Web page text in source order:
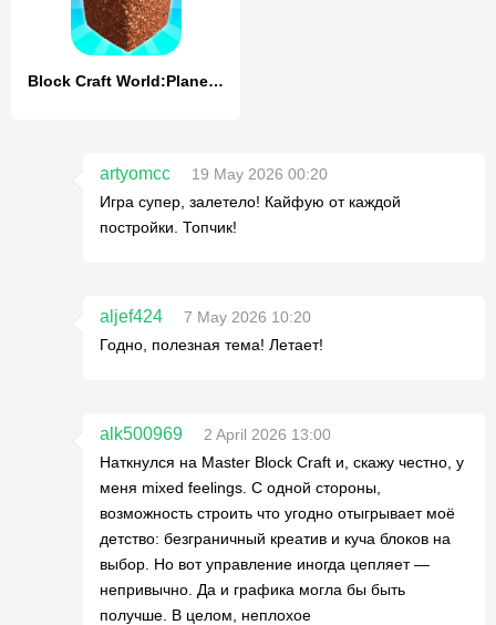
Block Craft World:Planet Craft
artyomcc
19 May 2026 00:20
Игра супер, залетело! Кайфую от каждой
постройки. Топчик!
aljef424
7 May 2026 10:20
Годно, полезная тема! Летает!
alk500969
2 April 2026 13:00
Наткнулся на Master Block Craft и, скажу честно, у
меня mixed feelings. С одной стороны,
возможность строить что угодно отыгрывает моё
детство: безграничный креатив и куча блоков на
выбор. Но вот управление иногда цепляет —
непривычно. Да и графика могла бы быть
получше. В целом, неплохое